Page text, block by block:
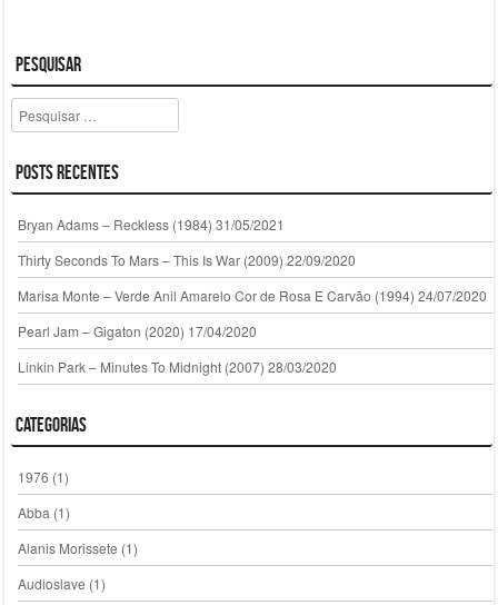
Pesquisar
Pesquisar
Posts Recentes
Bryan Adams – Reckless (1984) 31/05/2021
Thirty Seconds To Mars – This Is War (2009) 22/09/2020
Marisa Monte – Verde Anil Amarelo Cor de Rosa E Carvão (1994) 24/07/2020
Pearl Jam – Gigaton (2020) 17/04/2020
Linkin Park – Minutes To Midnight (2007) 28/03/2020
Categorias
1976 (1)
Abba (1)
Alanis Morissete (1)
Audioslave (1)